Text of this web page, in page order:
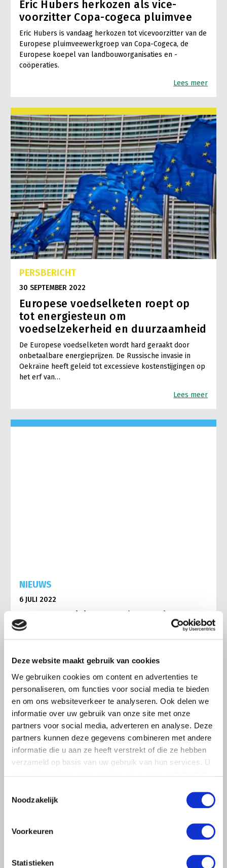
Deze website maakt gebruik van cookies
We gebruiken cookies om content en advertenties te
personaliseren, om functies voor social media te bieden
en om ons websiteverkeer te analyseren. Ook delen we
informatie over uw gebruik van onze site met onze
partners voor social media, adverteren en analyse. Deze
partners kunnen deze gegevens combineren met andere
informatie die u aan ze heeft verstrekt of die ze hebben
verzameld op basis van uw gebruik van hun services. U
Noodzakelijk
Voorkeuren
Statistieken
Eric Hubers herkozen als vice-
voorzitter Copa-cogeca pluimvee
Eric Hubers is vandaag herkozen tot vicevoorzitter van de
Europese pluimveewerkgroep van Copa-Cogeca, de
Europese koepel van landbouworganisaties en -
coöperaties.
Lees meer
PERSBERICHT
30 SEPTEMBER 2022
Europese voedselketen roept op
tot energiesteun om
voedselzekerheid en duurzaamheid
De Europese voedselketen wordt hard geraakt door
onbetaalbare energieprijzen. De Russische invasie in
Oekraïne heeft geleid tot excessieve kostenstijgingen op
het erf van…
Lees meer
NIEUWS
6 JULI 2022
Inzet EU-crisissteun druppel naast
de gloeiende plaat
compensatie van de gestegen kosten als gevolg van de
Oekraïne-crisis voor een…
Lees meer